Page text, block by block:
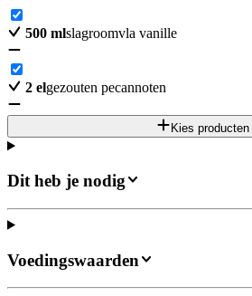
500 mlslagroomvla vanille
2 elgezouten pecannoten
Kies producten
Dit heb je nodig
Voedingswaarden